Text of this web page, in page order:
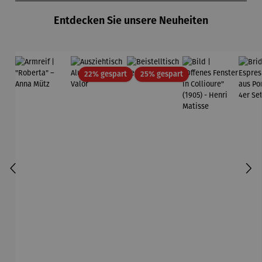
Entdecken Sie unsere Neuheiten
22% gespartRabatt25% gespartRabatt